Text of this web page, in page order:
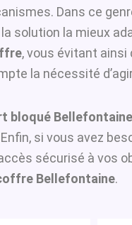
Dans ce
solution la mieux
, vous évitant ainsi
la nécessité
bloqué Bellefontaine
si vous avez
sécurisé à vos
Bellefontaine.